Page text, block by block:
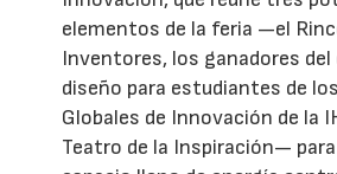
elementos de la feria —el
Inventores, los ganadores del
diseño para estudiantes de
Globales de Innovación de la
Teatro de la Inspiración—